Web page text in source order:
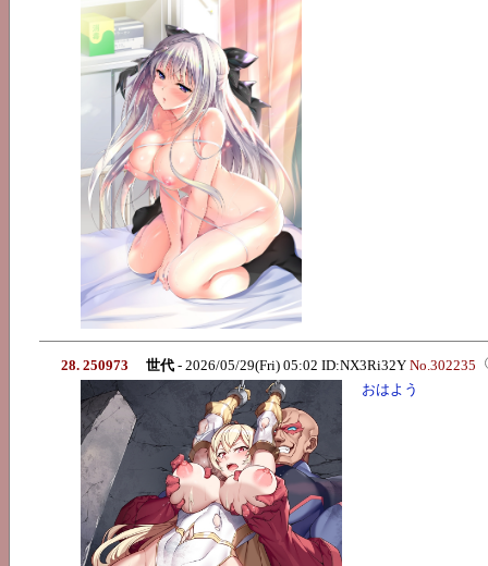
28. 250973 世代 - 2026/05/29(Fri) 05:02 ID:NX3Ri32Y No.302235
おはよう